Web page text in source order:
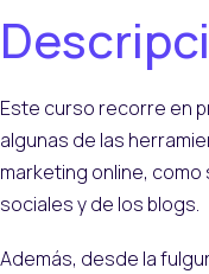
Este curso recorre en
algunas de las
marketing online,
sociales y de los blogs.
Además, desde la